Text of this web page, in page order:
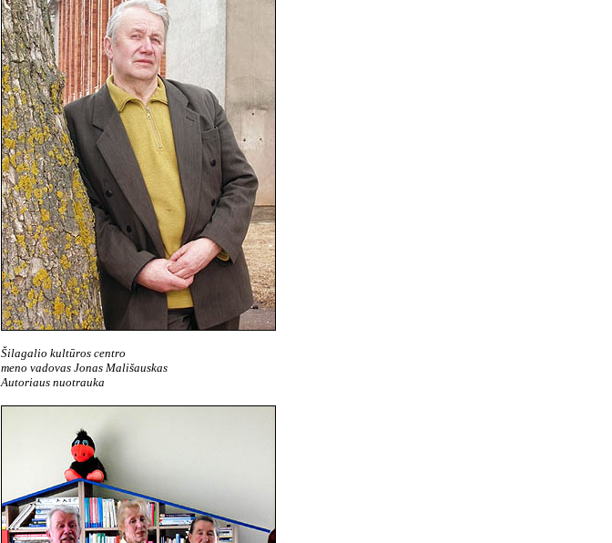
Šilagalio kultūros centro
meno vadovas Jonas Mališauskas
Autoriaus nuotrauka